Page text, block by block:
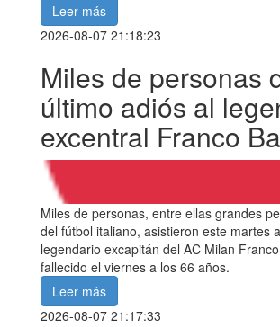
Leer más
2026-08-07 21:18:23
Miles de personas
último adiós al
excentral Franco
Miles de personas, entre ellas grandes
del fútbol italiano, asistieron este martes
legendario excapitán del AC Milan
fallecido el viernes a los 66 años.
Leer más
2026-08-07 21:17:33